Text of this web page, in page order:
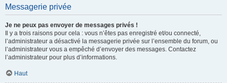
Messagerie privée
Je ne peux pas envoyer de messages privés !
Il y a trois raisons pour cela : vous n’êtes pas enregistré et/ou connecté,
l’administrateur a désactivé la messagerie privée sur l’ensemble du forum, ou
l’administrateur vous a empêché d’envoyer des messages. Contactez
l’administrateur pour plus d’informations.
Haut